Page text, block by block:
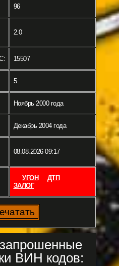
96
2.0
15507
5
Ноябрь 2000 года
Декабрь 2004 года
08.08.2026 09:17
УГОН
ДТП
ЗАЛОГ
ВИН кодов: